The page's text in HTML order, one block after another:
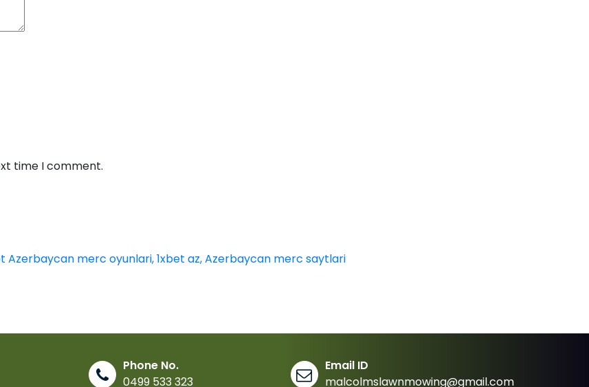
time I comment.
Azerbaycan merc oyunlari, 1xbet az, Azerbaycan merc saytlari
Phone No.
0499 533 323
Email ID
malcolmslawnmowing@gmail.com